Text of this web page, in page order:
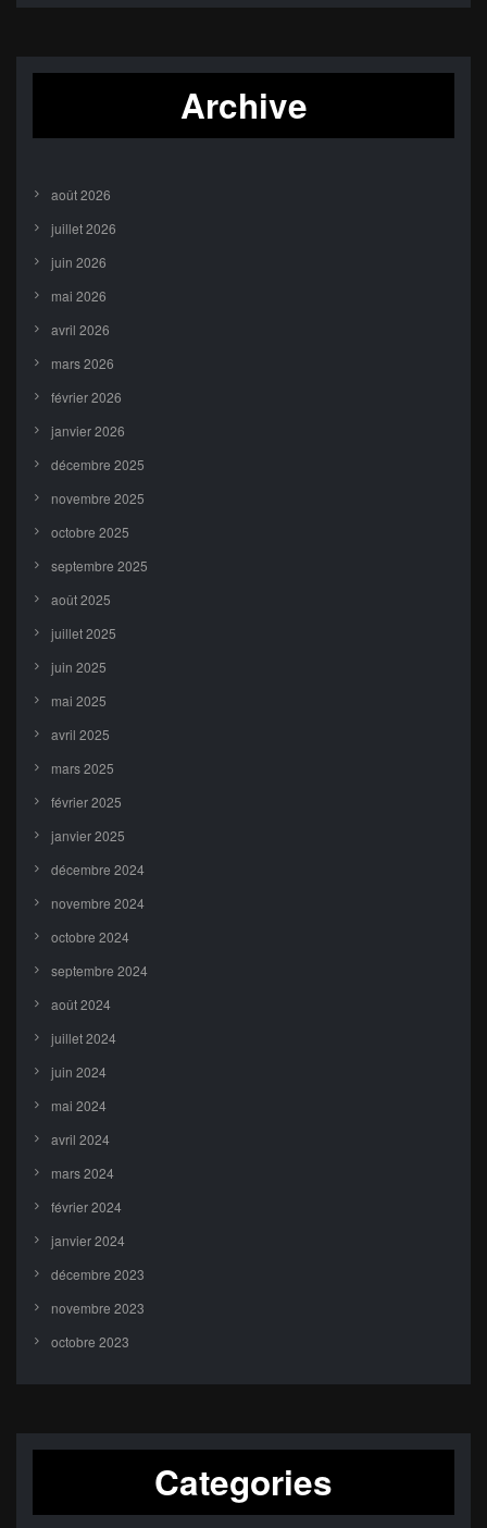
Archive
août 2026
juillet 2026
juin 2026
mai 2026
avril 2026
mars 2026
février 2026
janvier 2026
décembre 2025
novembre 2025
octobre 2025
septembre 2025
août 2025
juillet 2025
juin 2025
mai 2025
avril 2025
mars 2025
février 2025
janvier 2025
décembre 2024
novembre 2024
octobre 2024
septembre 2024
août 2024
juillet 2024
juin 2024
mai 2024
avril 2024
mars 2024
février 2024
janvier 2024
décembre 2023
novembre 2023
octobre 2023
Categories